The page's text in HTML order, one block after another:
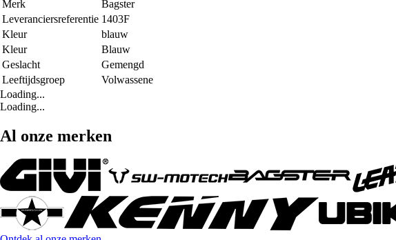
Merk
Bagster
Leveranciersreferentie 1403F
Kleur
blauw
Kleur
Blauw
Geslacht
Gemengd
Leeftijdsgroep
Volwassene
Loading...
Loading...
Al onze merken